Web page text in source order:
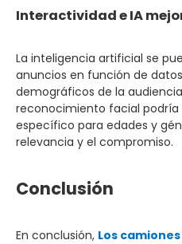
Interactividad e IA
La inteligencia artificial se
anuncios en función de
demográficos de la
reconocimiento facial
específico para edades y
relevancia y el compromiso.
Conclusión
En conclusión, Los